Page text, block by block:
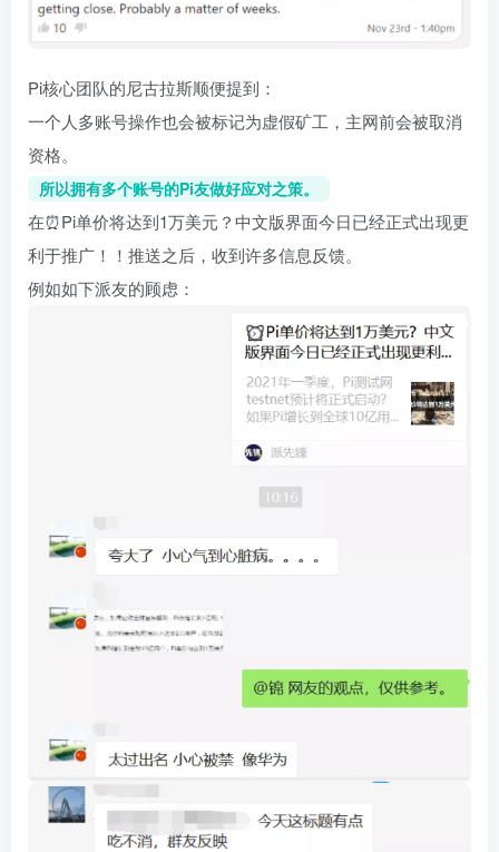
Pi核心团队的尼古拉斯顺便提到：
一个人多账号操作也会被标记为虚假矿工，主网前会被取消
资格。
所以拥有多个账号的Pi友做好应对之策。
在⏰Pi单价将达到1万美元？中文版界面今日已经正式出现更
利于推广！！推送之后，收到许多信息反馈。
例如如下派友的顾虑：